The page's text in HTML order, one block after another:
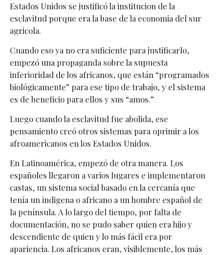
Estados Unidos se justificó la institucion de la
esclavitud porque era la base de la economia del sur
agricola.
Cuando eso ya no era suficiente para justificarlo,
empezó una propaganda sobre la supuesta
inferioridad de los africanos, que están “programados
biológicamente” para ese tipo de trabajo, y el sistema
es de beneficio para ellos y sus “amos.”
Luego cuando la esclavitud fue abolida, ese
pensamiento creó otros sistemas para oprimir a los
afroamericanos en los Estados Unidos.
En Latinoamérica, empezó de otra manera. Los
españoles llegaron a varios lugares e implementaron
castas, un sistema social basado en la cercanía que
tenía un indigena o africano a un hombre español de
la península. A lo largo del tiempo, por falta de
documentación, no se pudo saber quien era hijo y
descendiente de quien y lo más fácil era por
apariencia. Los africanos eran, visiblemente, los más